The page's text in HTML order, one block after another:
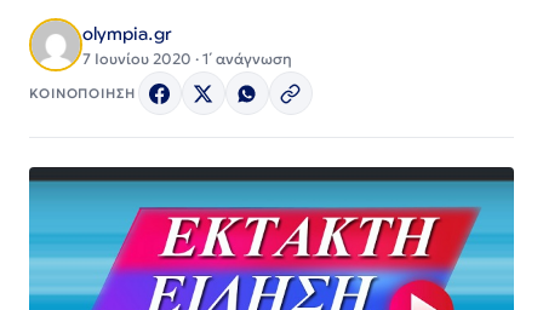
olympia.gr
7 Ιουνίου 2020 · 1΄ ανάγνωση
ΚΟΙΝΟΠΟΙΗΣΗ